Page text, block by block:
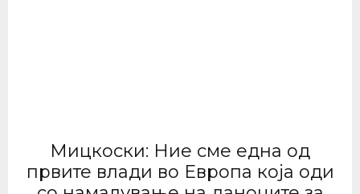
Мицкоски: Ние сме една од
првите влади во Европа која оди